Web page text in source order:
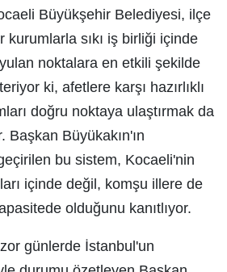
Büyükşehir Belediyesi, ilçe
kurumlarla sıkı iş birliği içinde
noktalara en etkili şekilde
ki, afetlere karşı hazırlıklı
doğru noktaya ulaştırmak da
Başkan Büyükakın'ın
bu sistem, Kocaeli'nin
içinde değil, komşu illere de
olduğunu kanıtlıyor.
günlerde İstanbul'un